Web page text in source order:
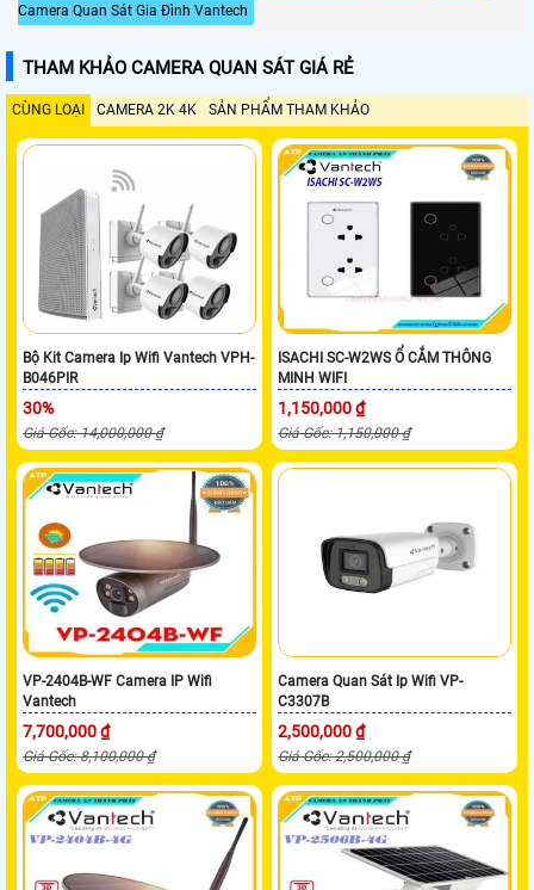
Camera Quan Sát Gia Đình Vantech
THAM KHẢO CAMERA QUAN SÁT GIÁ RẺ
CÙNG LOẠI CAMERA 2K 4K SẢN PHẨM THAM KHẢO
Bộ Kit Camera Ip Wifi Vantech VPH-
B046PIR
30%
Giá Gốc: 14,000,000 ₫
ISACHI SC-W2WS Ổ CẮM THÔNG
MINH WIFI
1,150,000 ₫
Giá Gốc: 1,150,000 ₫
VP-2404B-WF Camera IP Wifi
Vantech
7,700,000 ₫
Giá Gốc: 8,100,000 ₫
Camera Quan Sát Ip Wifi VP-
C3307B
2,500,000 ₫
Giá Gốc: 2,500,000 ₫